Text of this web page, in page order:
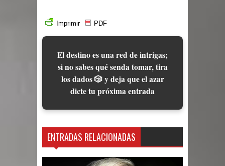
Imprimir PDF
El destino es una red de intrigas;
si no sabes qué senda tomar, tira
los dados 🎲 y deja que el azar
dicte tu próxima entrada
ENTRADAS RELACIONADAS